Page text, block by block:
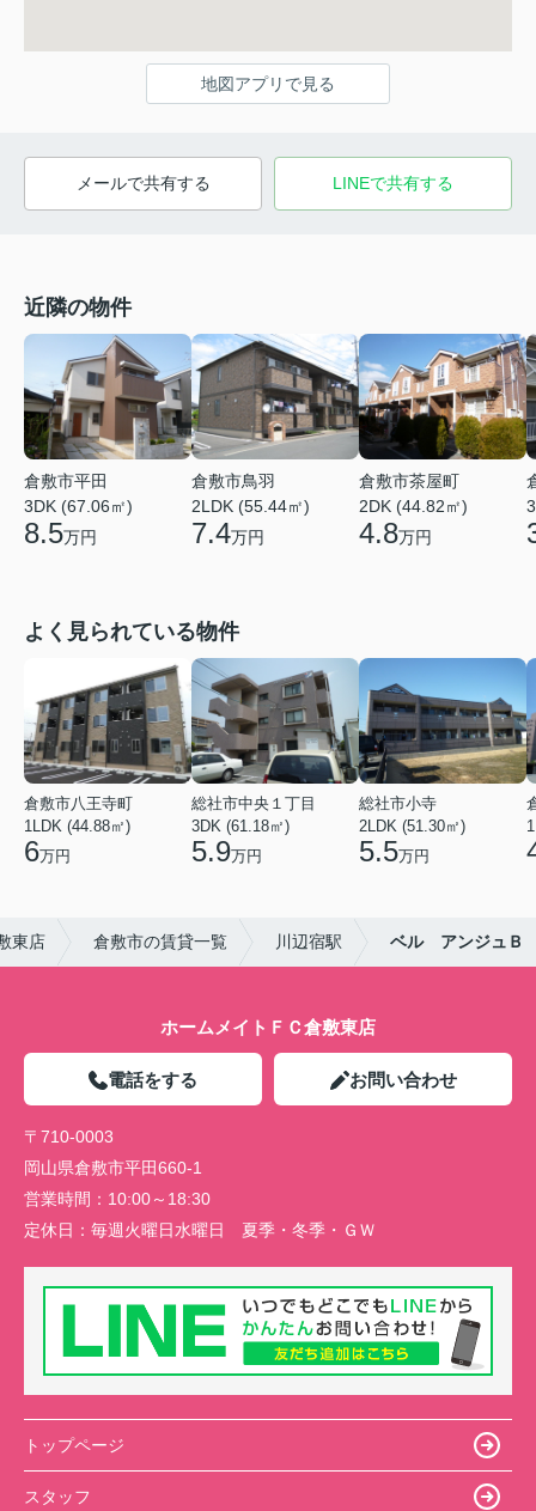
地図アプリで見る
メールで共有する LINEで共有する
近隣の物件
倉敷市平田
3DK (67.06㎡)
8.5万円
倉敷市鳥羽
2LDK (55.44㎡)
7.4万円
倉敷市茶屋町
2DK (44.82㎡)
4.8万円
よく見られている物件
倉敷市八王寺町
1LDK (44.88㎡)
6万円
総社市中央１丁目
3DK (61.18㎡)
5.9万円
総社市小寺
2LDK (51.30㎡)
5.5万円
東店 倉敷市の賃貸一覧 川辺宿駅 ベル アンジュＢ
ホームメイトＦＣ倉敷東店
電話をする お問い合わせ
〒710-0003
岡山県倉敷市平田660-1
営業時間： 10:00～18:30
定休日： 毎週火曜日水曜日 夏季・冬季・ＧＷ
トップページ
スタッフ